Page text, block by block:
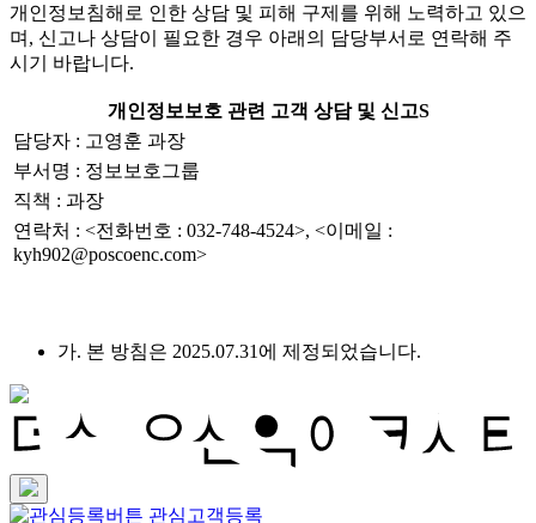
개인정보침해로 인한 상담 및 피해 구제를 위해 노력하고 있으
며, 신고나 상담이 필요한 경우 아래의 담당부서로 연락해 주
시기 바랍니다.
개인정보보호 관련 고객 상담 및 신고S
담당자 : 고영훈 과장
부서명 : 정보보호그룹
직책 : 과장
연락처 : <전화번호 : 032-748-4524>, <이메일 :
kyh902@poscoenc.com>
가. 본 방침은 2025.07.31에 제정되었습니다.
관심고객등록